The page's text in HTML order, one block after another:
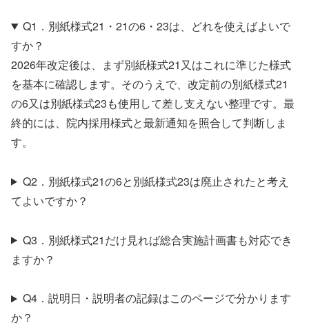
Q1．別紙様式21・21の6・23は、どれを使えばよいで
すか？
2026年改定後は、まず別紙様式21又はこれに準じた様式
を基本に確認します。そのうえで、改定前の別紙様式21
の6又は別紙様式23も使用して差し支えない整理です。最
終的には、院内採用様式と最新通知を照合して判断しま
す。
Q2．別紙様式21の6と別紙様式23は廃止されたと考え
てよいですか？
Q3．別紙様式21だけ見れば総合実施計画書も対応でき
ますか？
Q4．説明日・説明者の記録はこのページで分かります
か？